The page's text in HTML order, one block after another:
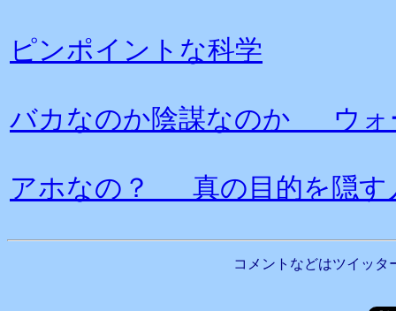
ピンポイントな科学
バカなのか陰謀なのか ウォ
アホなの？ 真の目的を隠す
コメントなどはツイッタ